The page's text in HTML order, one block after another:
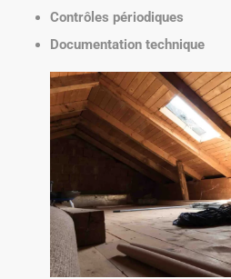
Contrôles périodiques
Documentation technique